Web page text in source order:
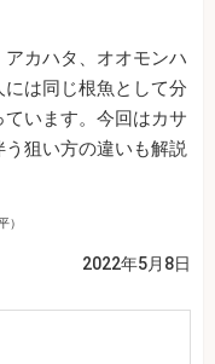
カハタ、オオモンハ
は同じ根魚として分
います。今回はカサ
狙い方の違いも解説
）
2022年5月8日